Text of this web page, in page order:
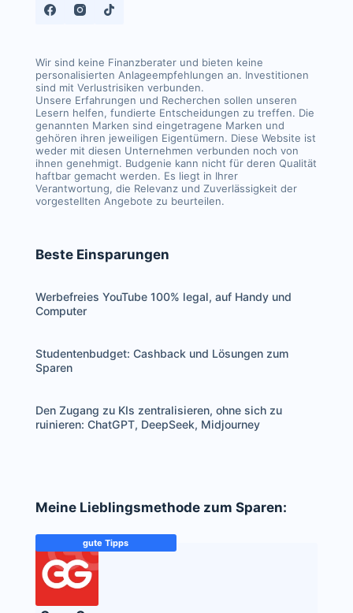
Wir sind keine Finanzberater und bieten keine
personalisierten Anlageempfehlungen an. Investitionen
sind mit Verlustrisiken verbunden.
Unsere Erfahrungen und Recherchen sollen unseren
Lesern helfen, fundierte Entscheidungen zu treffen. Die
genannten Marken sind eingetragene Marken und
gehören ihren jeweiligen Eigentümern. Diese Website ist
weder mit diesen Unternehmen verbunden noch von
ihnen genehmigt. Budgenie kann nicht für deren Qualität
haftbar gemacht werden. Es liegt in Ihrer
Verantwortung, die Relevanz und Zuverlässigkeit der
vorgestellten Angebote zu beurteilen.
Beste Einsparungen
Werbefreies YouTube 100% legal, auf Handy und
Computer
Studentenbudget: Cashback und Lösungen zum
Sparen
Den Zugang zu KIs zentralisieren, ohne sich zu
ruinieren: ChatGPT, DeepSeek, Midjourney
Meine Lieblingsmethode zum Sparen:
gute Tipps